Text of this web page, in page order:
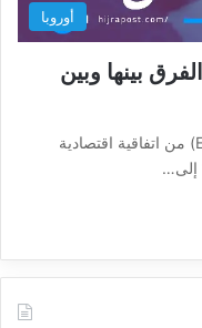
أوروبا
الاتحاد الأوروبي | 2026 | الفرق بينها وبين
إن تطور ما يُعرف اليوم بالاتحاد الأوروبي (EU) من اتفاقية اقتصادية